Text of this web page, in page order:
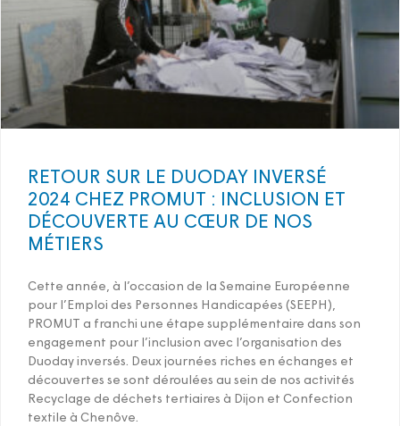
RETOUR SUR LE DUODAY INVERSÉ
2024 CHEZ PROMUT : INCLUSION ET
DÉCOUVERTE AU CŒUR DE NOS
MÉTIERS
Cette année, à l’occasion de la Semaine Européenne
pour l’Emploi des Personnes Handicapées (SEEPH),
PROMUT a franchi une étape supplémentaire dans son
engagement pour l’inclusion avec l’organisation des
Duoday inversés. Deux journées riches en échanges et
découvertes se sont déroulées au sein de nos activités
Recyclage de déchets tertiaires à Dijon et Confection
textile à Chenôve.